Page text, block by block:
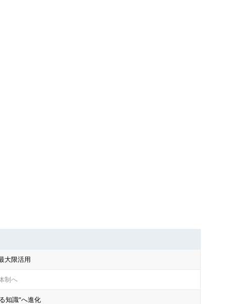
大限活用
制へ
知識”へ進化